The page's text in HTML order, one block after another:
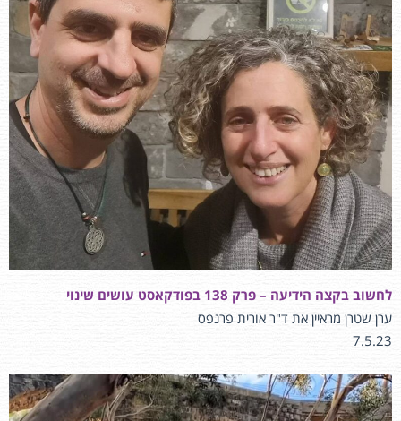
לחשוב בקצה הידיעה – פרק 138 בפודקאסט עושים שינוי
ערן שטרן מראיין את ד"ר אורית פרנפס
7.5.23